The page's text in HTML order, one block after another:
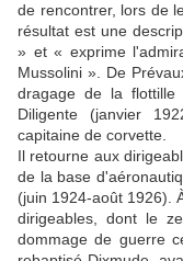
de rencontrer, lors de
résultat est une
» et « exprime
Mussolini ». De
dragage de la flottille
Diligente (janvier
capitaine de corvette.
Il retourne aux
de la base
(juin 1924-août 1926).
dirigeables, dont le
dommage de guerre